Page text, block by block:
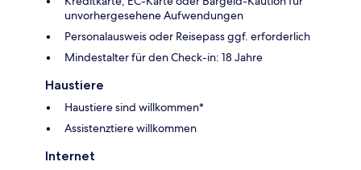
unvorhergesehene Aufwendungen
Personalausweis oder Reisepass ggf. erforderlich
Mindestalter für den Check-in: 18 Jahre
Haustiere
Haustiere sind willkommen*
Assistenztiere willkommen
Internet